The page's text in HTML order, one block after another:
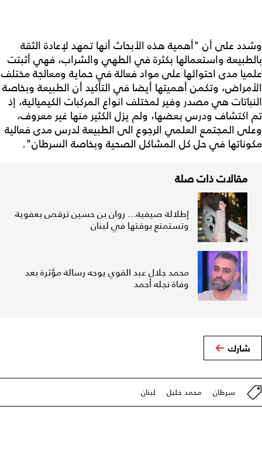
وشدد على أن "أهمية هذه الأبحاث أنها تمهد لإعادة الثقة
بالطبيعة واستعمالها بكثرة في الطهي والشراب، فهي أثبتت
علميا مدى احتوائها على مواد فعالة في حماية ومعالجة مختلف
الأمراض، وتكمن أهميتها أيضا في التأكيد أن الطبيعة وبخاصة
النباتات هي مصدر وفير لمختلف انواع المركبات الكيميائية، إذ
تم اكتشاف ودرس بعضها، ولم يزل الكثير منها غير معروف،
وعلى المجتمع العلمي الرجوع الى الطبيعة لدرس مدى فعالية
مكوناتها في حل كل المشاكل الصحية وبخاصة السرطان".
مقالات ذات صلة
إطلالة صيفية... روان بن حسين ترقص بعفوية
وتستمتع بوقتها في لبنان
محمد جلال عبد القوي يوجه رسالة مؤثرة بعد
وفاة نجله أحمد
شارك
سرطان محمد خليل لبنان